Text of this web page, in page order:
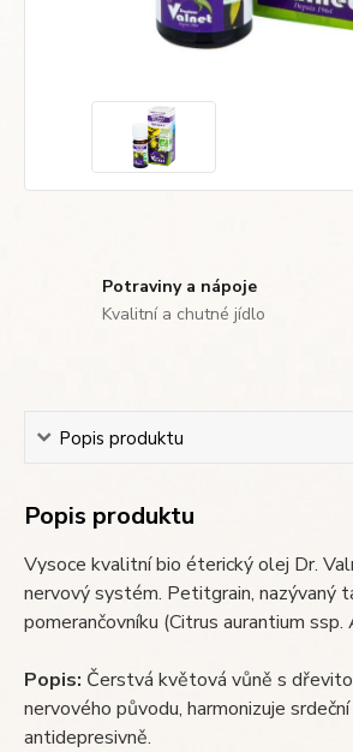
Potraviny a nápoje
Kvalitní a chutné jídlo
Popis produktu
Popis produktu
Vysoce kvalitní bio éterický olej Dr.
nervový systém. Petitgrain, nazývaný
pomerančovníku (Citrus aurantium
Popis: Čerstvá květová vůně s
nervového původu, harmonizuje
antidepresivně.